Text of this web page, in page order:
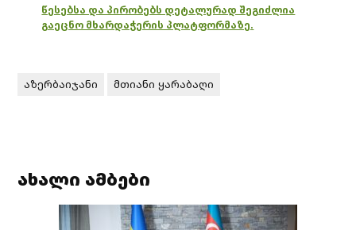
წესებსა და პირობებს დეტალურად შეგიძლია
გაეცნო მხარდაჭერის პლატფორმაზე.
აზერბაიჯანი მთიანი ყარაბაღი
ახალი ამბები